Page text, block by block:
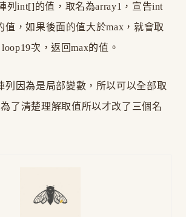
列int[]的值，取名為array1，宣告int
值，如果後面的值大於max，就會取
次，返回max的值。
列因為是局部變數，所以可以全部取
了清楚理解取值所以才改了三個名